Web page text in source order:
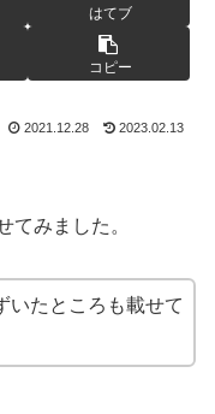
はてブ
コピー
2021.12.28 2023.02.13
てみました。
いたところも載せて